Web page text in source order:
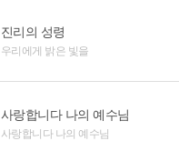
진리의 성령
우리에게 밝은 빛을
사랑합니다 나의 예수님
사랑합니다 나의 예수님